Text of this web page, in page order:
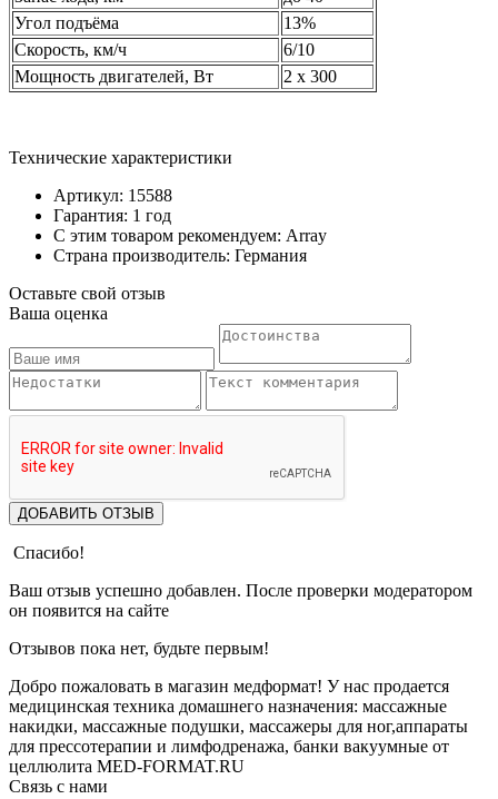
Угол подъёма
13%
Скорость, км/ч
6/10
Мощность двигателей, Вт
2 х 300
Технические характеристики
Артикул: 15588
Гарантия: 1 год
С этим товаром рекомендуем: Array
Страна производитель: Германия
Оставьте свой отзыв
Ваша оценка
ДОБАВИТЬ ОТЗЫВ
Спасибо!
Ваш отзыв успешно добавлен. После проверки модератором
он появится на сайте
Отзывов пока нет, будьте первым!
Добро пожаловать в магазин медформат! У нас продается
медицинская техника домашнего назначения: массажные
накидки, массажные подушки, массажеры для ног,аппараты
для прессотерапии и лимфодренажа, банки вакуумные от
целлюлита MED-FORMAT.RU
Связь с нами